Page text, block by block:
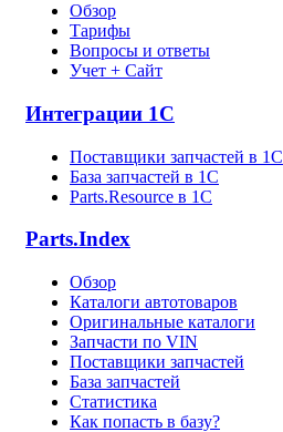
Обзор
Тарифы
Вопросы и ответы
Учет + Сайт
Интеграции 1С
Поставщики запчастей в 1C
База запчастей в 1С
Parts.Resource в 1C
Parts.Index
Обзор
Каталоги автотоваров
Оригинальные каталоги
Запчасти по VIN
Поставщики запчастей
База запчастей
Статистика
Как попасть в базу?